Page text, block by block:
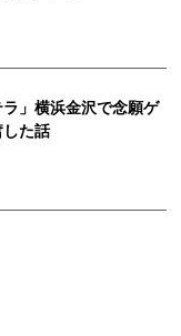
」横浜金沢で念願ゲ
した話